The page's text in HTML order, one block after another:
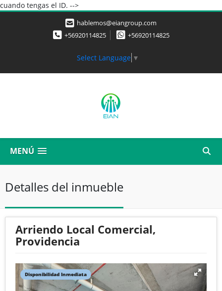
cuando tengas el ID. -->
hablemos@eiangroup.com
+56920114825
+56920114825
Select Language ▼
MENÚ
Detalles del inmueble
Arriendo Local Comercial,
Providencia
Disponibilidad Inmediata